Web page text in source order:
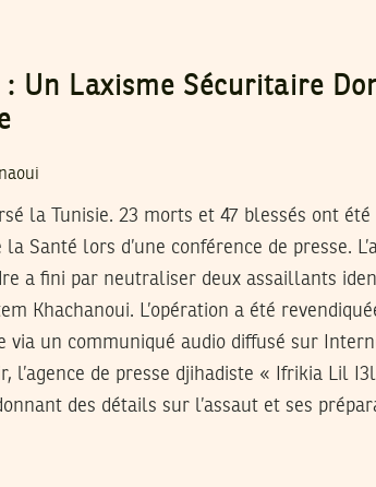
Un Laxisme Sécuritaire
la Tunisie. 23 morts et 47 blessés ont été
Santé lors d’une conférence de presse.
a fini par neutraliser deux assaillants
Khachanoui. L’opération a été
via un communiqué audio diffusé sur
l’agence de presse djihadiste « Ifrikia Lil
des détails sur l’assaut et ses